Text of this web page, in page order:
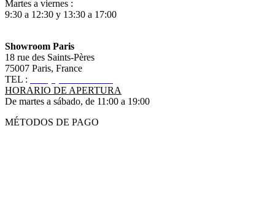
Martes a viernes :
9:30 a 12:30 y 13:30 a 17:00
Showroom Paris
18 rue des Saints-Pères
75007 Paris, France
TEL :
HORARIO DE APERTURA
De martes a sábado, de 11:00 a 19:00
MÉTODOS DE PAGO